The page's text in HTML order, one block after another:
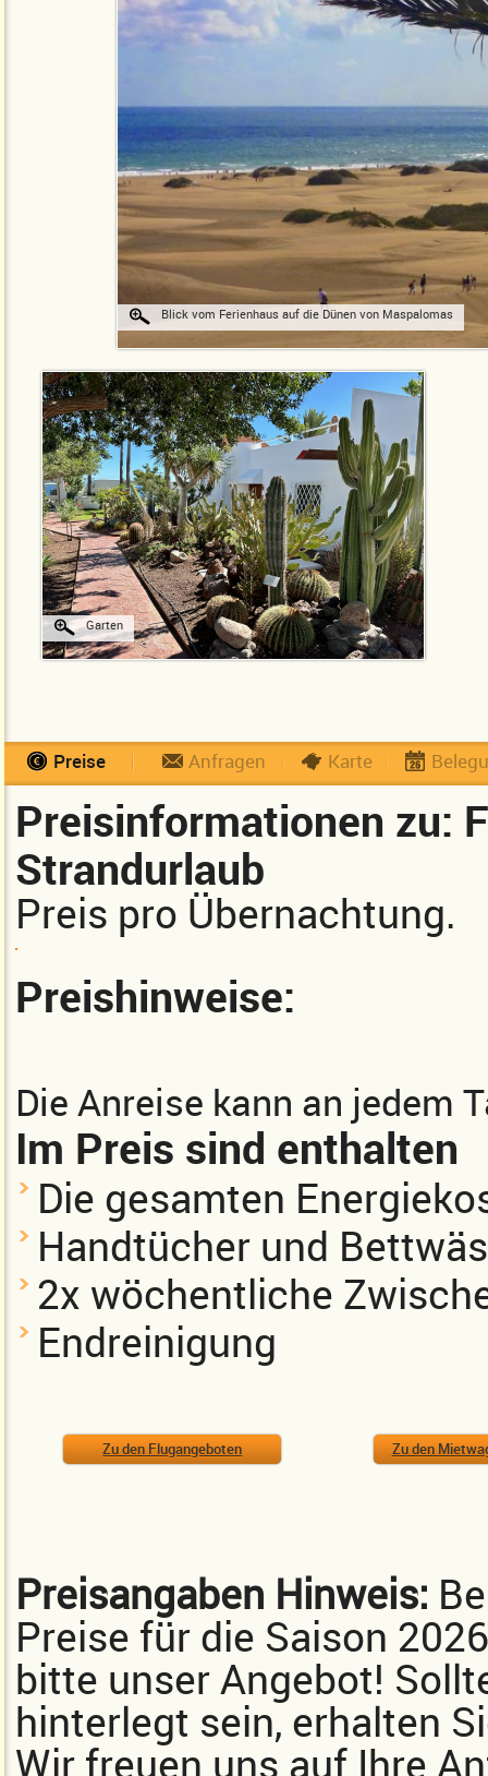
Blick vom Ferienhaus auf die Dünen von Maspalomas
Garten
Preise Anfragen Karte
Preisinformationen zu:
Strandurlaub
Preis pro Übernachtung.
Preishinweise:
Die Anreise kann an jedem
Im Preis sind enthalten
Die gesamten
Handtücher und
2x wöchentliche
Endreinigung
Zu den Flugangeboten Zu den
Preisangaben Hinweis:
Preise für die Saison
bitte unser Angebot!
hinterlegt sein, erhalten
Wir freuen uns auf Ihre